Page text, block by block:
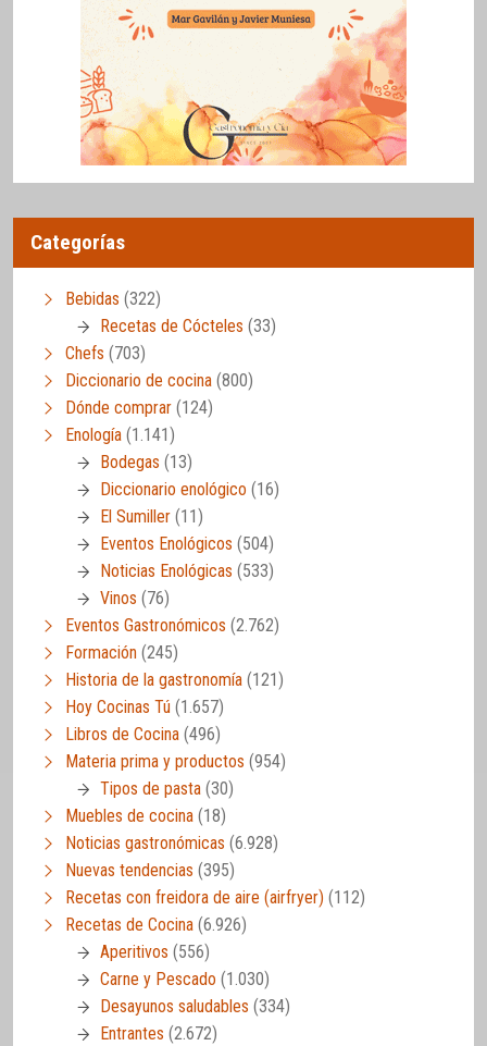
Categorías
Bebidas (322)
Recetas de Cócteles (33)
Chefs (703)
Diccionario de cocina (800)
Dónde comprar (124)
Enología (1.141)
Bodegas (13)
Diccionario enológico (16)
El Sumiller (11)
Eventos Enológicos (504)
Noticias Enológicas (533)
Vinos (76)
Eventos Gastronómicos (2.762)
Formación (245)
Historia de la gastronomía (121)
Hoy Cocinas Tú (1.657)
Libros de Cocina (496)
Materia prima y productos (954)
Tipos de pasta (30)
Muebles de cocina (18)
Noticias gastronómicas (6.928)
Nuevas tendencias (395)
Recetas con freidora de aire (airfryer) (112)
Recetas de Cocina (6.926)
Aperitivos (556)
Carne y Pescado (1.030)
Desayunos saludables (334)
Entrantes (2.672)